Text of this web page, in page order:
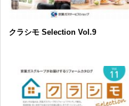
クラシモ Selection Vol.9